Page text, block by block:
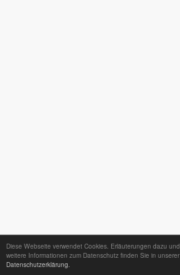
Diese Webseite verwendet Cookies. Erläuterungen dazu und
weitere Informationen zum Datenschutz finden Sie in unserer
Datenschutzerklärung.24h - Bereitschaftsdienst unter